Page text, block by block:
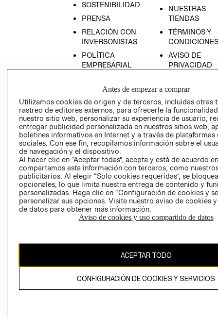
SOSTENIBILIDAD
PRENSA
RELACIÓN CON
INVERSONISTAS
POLÍTICA
EMPRESARIAL
NUESTRAS
TIENDAS
TÉRMINOS Y
CONDICIONES
AVISO DE
PRIVACIDAD
AVISO DE
COOKIES
LIBRO DE
Ecuador ($)
CAMBIAR REGIÓN
El contenido de esta página web está protegido por copyright y es
Antes de empezar a comprar
Utilizamos cookies de origen y de terceros, incluidas otras
rastreo de editores externos, para ofrecerle la
nuestro sitio web, personalizar su experiencia de usuario,
entregar publicidad personalizada en nuestros sitios web,
boletines informativos en Internet y a través de plataformas
sociales. Con ese fin, recopilamos información sobre el
de navegación y el dispositivo.
Al hacer clic en “Aceptar todas”, acepta y está de acuerdo
compartamos esta información con terceros, como
publicitarios. Al elegir “Solo cookies requeridas”, se
opcionales, lo que limita nuestra entrega de contenido y
personalizadas. Haga clic en “Configuración de cookies y
personalizar sus opciones. Visite nuestro aviso de cookies
de datos para obtener más información.
Aviso de cookies y uso compartido de datos
ACEPTAR TODO
CONFIGURACIÓN DE COOKIES Y SERVICIOS